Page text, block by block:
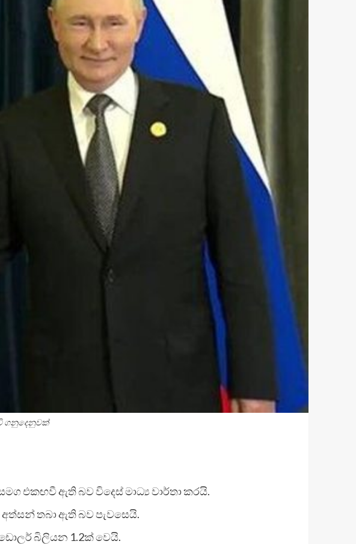
ගනුදෙනුවක්
එකඟවී ඇති බව විදෙස් මාධ්‍ය වාර්තා කරයි.
තබා ඇති බව පැවසෙයි.
බිලියන 1.2ක් වෙයි.